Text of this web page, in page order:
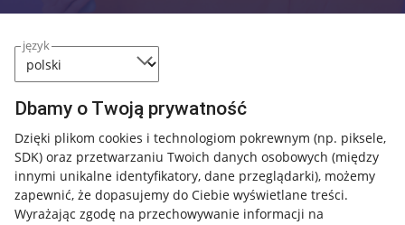
język
Dbamy o Twoją prywatność
Dzięki plikom cookies i technologiom pokrewnym (np. piksele,
SDK) oraz przetwarzaniu Twoich danych osobowych (między
innymi unikalne identyfikatory, dane przeglądarki), możemy
zapewnić, że dopasujemy do Ciebie wyświetlane treści.
Wyrażając zgodę na przechowywanie informacji na
Jak to działa
Napisz do nas